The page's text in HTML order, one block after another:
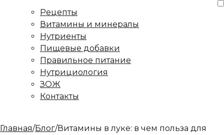
Рецепты
Витамины и минералы
Нутриенты
Пищевые добавки
Правильное питание
Нутрициология
ЗОЖ
Контакты
Главная/Блог/Витамины в луке: в чем польза для